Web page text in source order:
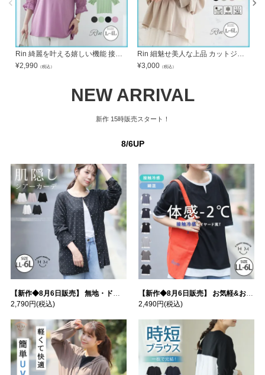
Rin 綺麗を叶える嬉しい機能 接触冷感 UV ビジュー付き 袖レース カットソー プルオーバー 大人 オフィス ビジネス 通勤 ママ | 大きいサイズの通販ならハッピーマリリン
¥2,990 （税込）
Rin 細魅せ美人な上品 カットジョーゼット ブラウス イージーケア シワにならない オフィス 大人 着やせ 体型カバー ビジネス 通勤 ママ uv | 大きいサイズの通販ならハッピーマリリン
¥3,000 （税込）
NEW ARRIVAL
新作 15時販売スタート！
8/6UP
【新作◆8月6日販売】 無地・ドット柄から選べる 忍ばせ 活躍 シアー カーデ | 大きいサイズの通販ならハッピーマリリン
2,790円(税込)
【新作◆8月6日販売】 お気軽&お手軽 選べるデザイン 接触冷感 レイヤード風 コットン トップス | 大きいサイズの通販ならハッピーマリリン
2,490円(税込)